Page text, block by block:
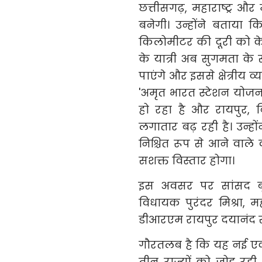
छत्तीसगढ़, महाराष्ट्र
बनेगी। उन्होंने
किलोमीटर की दूरी को
के यात्री अब सुगमता के
पाएंगे और इससे क्षेत्रीय
'अमृत भारत स्टेशन
हो रहा है और रायपुर,
लगातार बढ़ रही है।
निश्चित रूप से आने वाले
सशक्त विस्तार होगा।
इस अवसर पर सांसद
विधायक पुरंदर मिश्रा,
डीआरएम रायपुर दयानंद
गौरतलब है कि यह नई